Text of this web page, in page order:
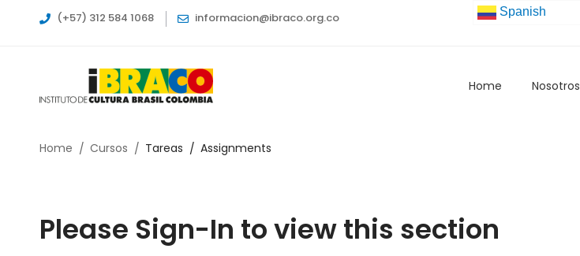
(+57) 312 584 1068 informacion@ibraco.org.co
Home Nosotros
Home Cursos Tareas Assignments
Please Sign-In to view this section
Spanish